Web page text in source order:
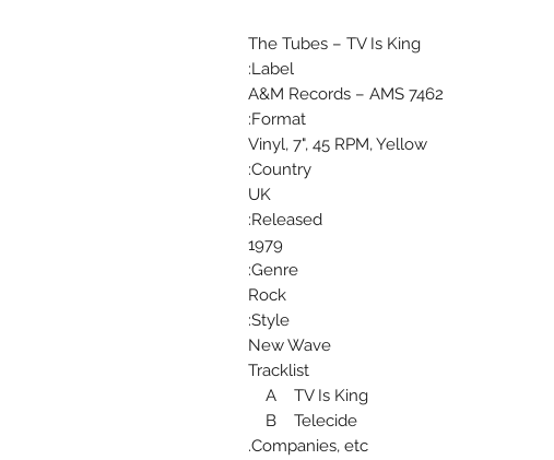
The Tubes ‎– TV Is King
Label:
A&M Records ‎– AMS 7462
Format:
Vinyl, 7", 45 RPM, Yellow
Country:
UK
Released:
1979
Genre:
Rock
Style:
New Wave
Tracklist
A TV Is King
B Telecide
Companies, etc.